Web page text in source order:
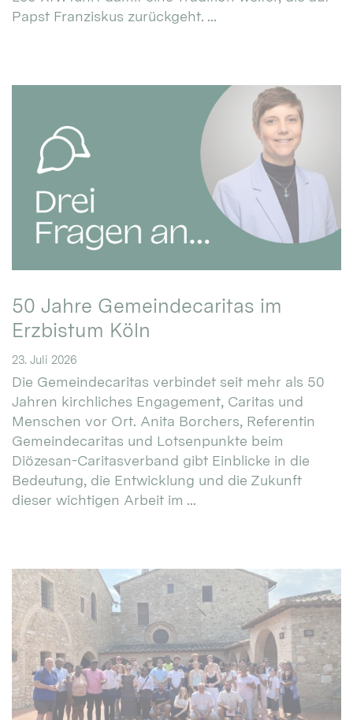
Papst Franziskus zurückgeht. ...
50 Jahre Gemeindecaritas im
Erzbistum Köln
23. Juli 2026
Die Gemeindecaritas verbindet seit mehr als 50
Jahren kirchliches Engagement, Caritas und
Menschen vor Ort. Anita Borchers, Referentin
Gemeindecaritas und Lotsenpunkte beim
Diözesan-Caritasverband gibt Einblicke in die
Bedeutung, die Entwicklung und die Zukunft
dieser wichtigen Arbeit im ...